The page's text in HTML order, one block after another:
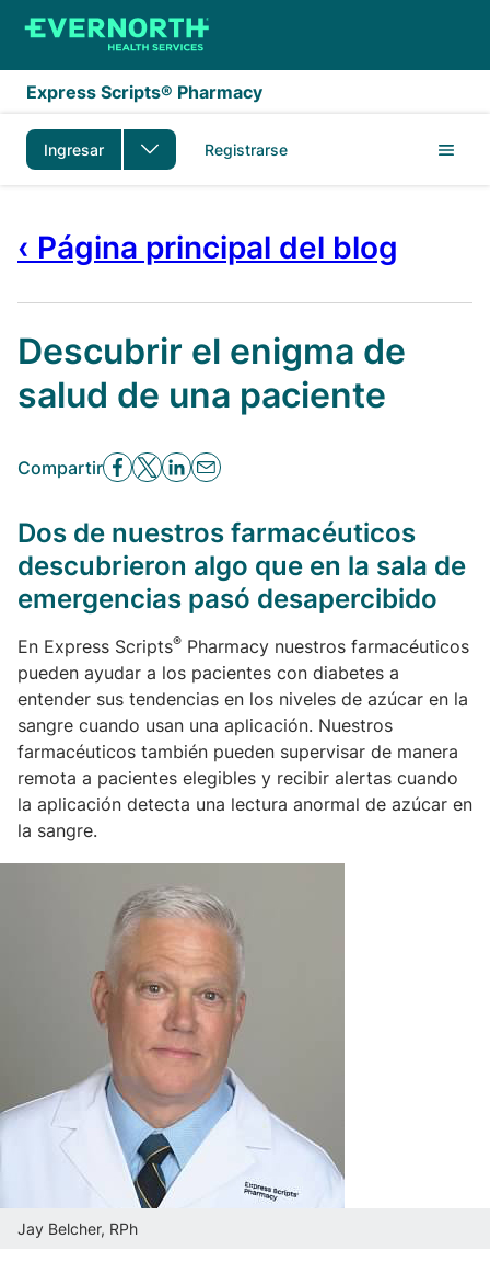
Saltar al contenido principal
Express Scripts® Pharmacy
Ingresar Registrarse
‹ Página principal del blog
Descubrir el enigma de
salud de una paciente
Compartir
Dos de nuestros farmacéuticos
descubrieron algo que en la sala de
emergencias pasó desapercibido
En Express Scripts® Pharmacy nuestros farmacéuticos
pueden ayudar a los pacientes con diabetes a
entender sus tendencias en los niveles de azúcar en la
sangre cuando usan una aplicación. Nuestros
farmacéuticos también pueden supervisar de manera
remota a pacientes elegibles y recibir alertas cuando
la aplicación detecta una lectura anormal de azúcar en
la sangre.
Jay Belcher, RPh